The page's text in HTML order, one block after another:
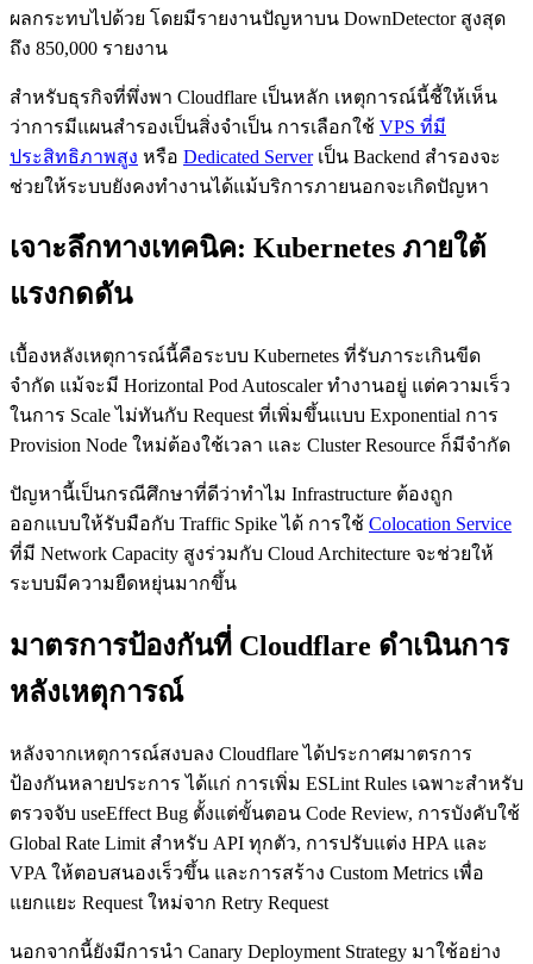
ผลกระทบไปด้วย โดยมีรายงานปัญหาบน DownDetector สูงสุด
ถึง 850,000 รายงาน
สำหรับธุรกิจที่พึ่งพา Cloudflare เป็นหลัก เหตุการณ์นี้ชี้ให้เห็น
ว่าการมีแผนสำรองเป็นสิ่งจำเป็น การเลือกใช้ VPS ที่มี
ประสิทธิภาพสูง หรือ Dedicated Serverเป็น Backend สำรองจะ
ช่วยให้ระบบยังคงทำงานได้แม้บริการภายนอกจะเกิดปัญหา
เจาะลึกทางเทคนิค: Kubernetes ภายใต้
แรงกดดัน
เบื้องหลังเหตุการณ์นี้คือระบบ Kubernetes ที่รับภาระเกินขีด
จำกัด แม้จะมี Horizontal Pod Autoscaler ทำงานอยู่ แต่ความเร็ว
ในการ Scale ไม่ทันกับ Request ที่เพิ่มขึ้นแบบ Exponential การ
Provision Node ใหม่ต้องใช้เวลา และ Cluster Resource ก็มีจำกัด
ปัญหานี้เป็นกรณีศึกษาที่ดีว่าทำไม Infrastructure ต้องถูก
ออกแบบให้รับมือกับ Traffic Spike ได้ การใช้ Colocation Service
ที่มี Network Capacity สูงร่วมกับ Cloud Architecture จะช่วยให้
ระบบมีความยืดหยุ่นมากขึ้น
มาตรการป้องกันที่ Cloudflare ดำเนินการ
หลังเหตุการณ์
หลังจากเหตุการณ์สงบลง Cloudflare ได้ประกาศมาตรการ
ป้องกันหลายประการ ได้แก่ การเพิ่ม ESLint Rules เฉพาะสำหรับ
ตรวจจับ useEffect Bug ตั้งแต่ขั้นตอน Code Review, การบังคับใช้
Global Rate Limit สำหรับ API ทุกตัว, การปรับแต่ง HPA และ
VPA ให้ตอบสนองเร็วขึ้น และการสร้าง Custom Metrics เพื่อ
แยกแยะ Request ใหม่จาก Retry Request
นอกจากนี้ยังมีการนำ Canary Deployment Strategy มาใช้อย่าง